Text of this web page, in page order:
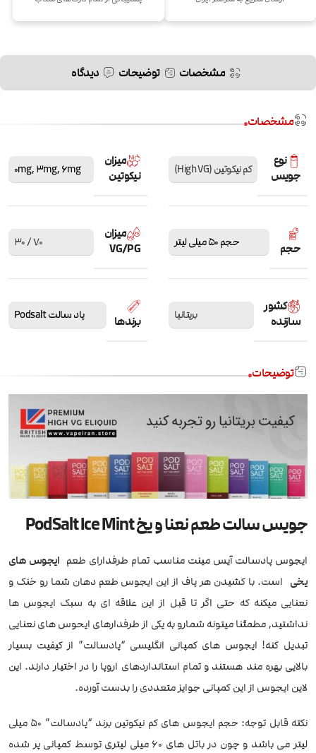
مشخصات توضیحات دیدگاه
مشخصات
نوع
جویس
کم نیکوتین (High VG)
میزان
نیکوتین
0mg,3mg,6mg
حجم حجم 50 میلی لیتر
میزان
VG/PG
70 / 30
کشور
سازنده
بریتانیا برندها پاد سالت Podsalt
توضیحات
جویس سالت طعم نعنا و یخ PodSalt Ice Mint
ایجوس پادسالت آیس مینت مناسب تمام طرفدارای طعم ایجوس های
یخی است. با کشیدن هر پاف از این ایجوس طعم دهان شما رو خنک و
نعنایی میکنه که حتی اگر تا قبل از این علاقه ای به سبک ایجوس ها
نداشتید, مطمئنا میتونه شمارو به یکی از طرفدارهای ایحوس های نعنایی
تبدیل کنه! ایجوس های کمپانی انگلیسی “پادسالت” از کیفیت بسیار
بالایی بهره مند هستند و تمام استانداردهای اروپا را در اختیار دارند. این
لاین ایجوس از این کمپانی جوایز متعددی را بدست آورده.
نکته قابل توجه: حجم ایجوس های کم نیکوتین برند “پادسالت” 50 میلی
لیتر می باشد و چون در باتل های 60 میلی لیتری توسط کمپانی پر شده